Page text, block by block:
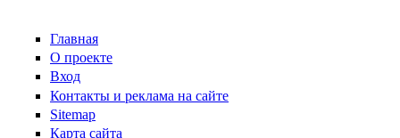
Главная
О проекте
Вход
Контакты и реклама на сайте
Sitemap
Карта сайта